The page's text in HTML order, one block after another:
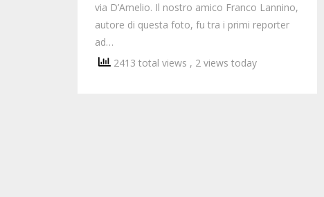
via D’Amelio. Il nostro amico Franco Lannino,
autore di questa foto, fu tra i primi reporter
ad…
2413 total views , 2 views today